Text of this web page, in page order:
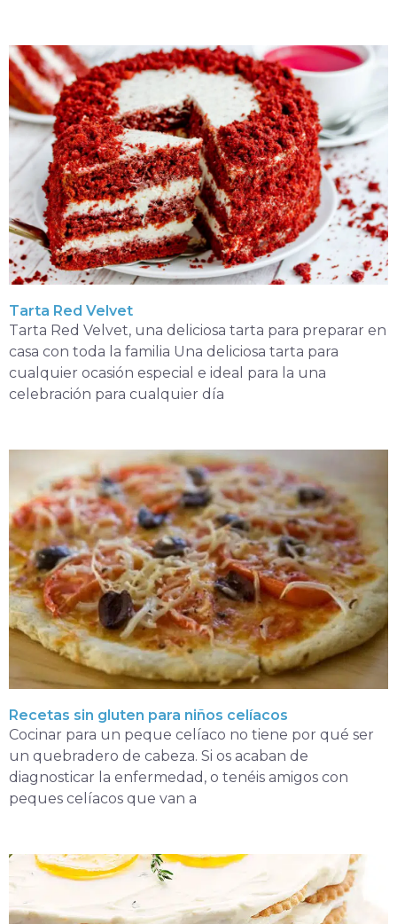
Tarta Red Velvet
Tarta Red Velvet, una deliciosa tarta para preparar en
casa con toda la familia Una deliciosa tarta para
cualquier ocasión especial e ideal para la una
celebración para cualquier día
Recetas sin gluten para niños celíacos
Cocinar para un peque celíaco no tiene por qué ser
un quebradero de cabeza. Si os acaban de
diagnosticar la enfermedad, o tenéis amigos con
peques celíacos que van a